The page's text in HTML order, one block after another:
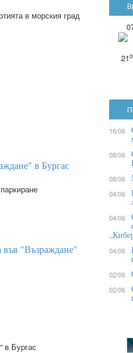
в морския град
в Бургас
във "Възраждане"
в Бургас
21o
16/06
08/06
08/06
04/06
04/06
04/06
02/06
02/06